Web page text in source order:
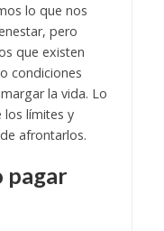
lo que nos
pero
que existen
condiciones
la vida. Lo
los límites y
afrontarlos.
pagar